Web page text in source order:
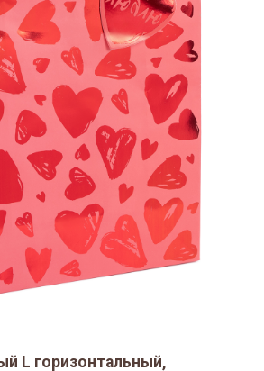
L горизонтальный,